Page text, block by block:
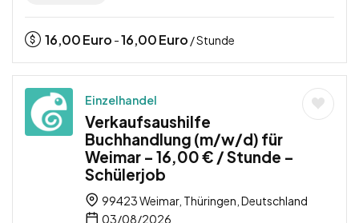
16,00Euro -16,00Euro / Stunde
Einzelhandel
Verkaufsaushilfe
Buchhandlung (m/w/d) für
Weimar – 16,00 € / Stunde –
Schülerjob
99423 Weimar, Thüringen, Deutschland
03/08/2026